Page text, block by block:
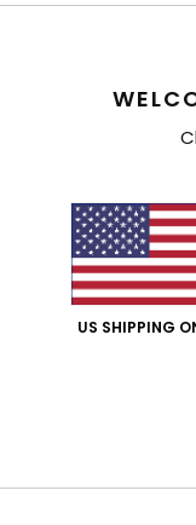
US SHIPPING